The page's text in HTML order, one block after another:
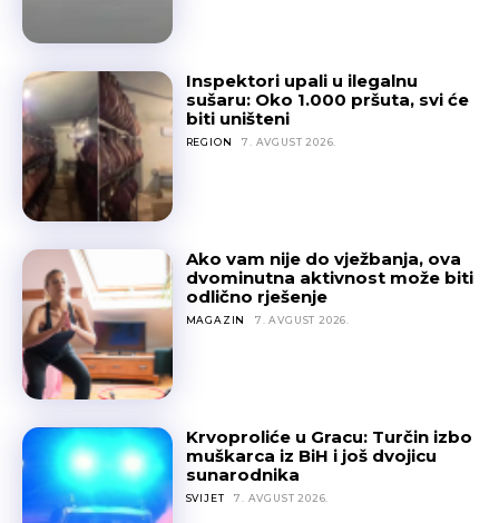
Inspektori upali u ilegalnu
sušaru: Oko 1.000 pršuta, svi će
biti uništeni
REGION 7. AVGUST 2026.
Ako vam nije do vježbanja, ova
dvominutna aktivnost može biti
odlično rješenje
MAGAZIN 7. AVGUST 2026.
Krvoproliće u Gracu: Turčin izbo
muškarca iz BiH i još dvojicu
sunarodnika
SVIJET 7. AVGUST 2026.